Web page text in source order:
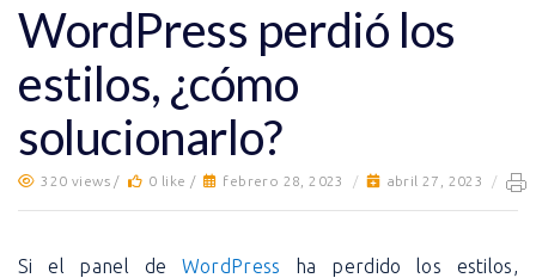
WordPress perdió los
estilos, ¿cómo
solucionarlo?
320 views / 0 like / febrero 28, 2023 / abril 27, 2023 /
Si el panel de WordPress ha perdido los estilos,